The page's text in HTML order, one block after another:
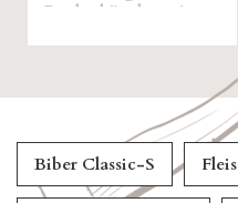
mit
Biber Classic-S